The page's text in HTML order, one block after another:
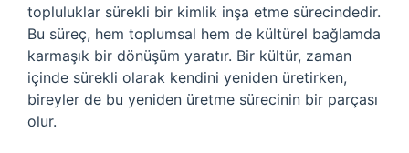
topluluklar sürekli bir kimlik inşa etme sürecindedir.
Bu süreç, hem toplumsal hem de kültürel bağlamda
karmaşık bir dönüşüm yaratır. Bir kültür, zaman
içinde sürekli olarak kendini yeniden üretirken,
bireyler de bu yeniden üretme sürecinin bir parçası
olur.